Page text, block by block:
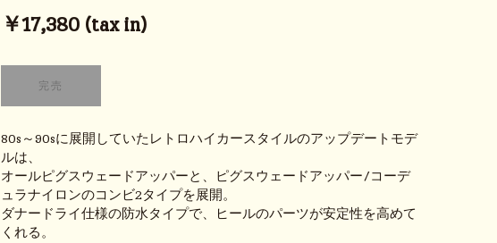
￥17,380 (tax in)
80s～90sに展開していたレトロハイカースタイルのアップデートモデ
ルは、
オールピグスウェードアッパーと、ピグスウェードアッパー/コーデ
ュラナイロンのコンビ2タイプを展開。
ダナードライ仕様の防水タイプで、ヒールのパーツが安定性を高めて
くれる。